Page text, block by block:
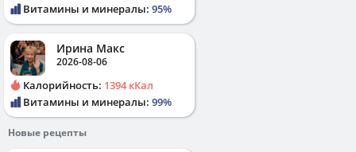
Витамины и минералы: 95%
Ирина Макс
2026-08-06
Калорийность: 1394 кКал
Витамины и минералы: 99%
Новые рецепты